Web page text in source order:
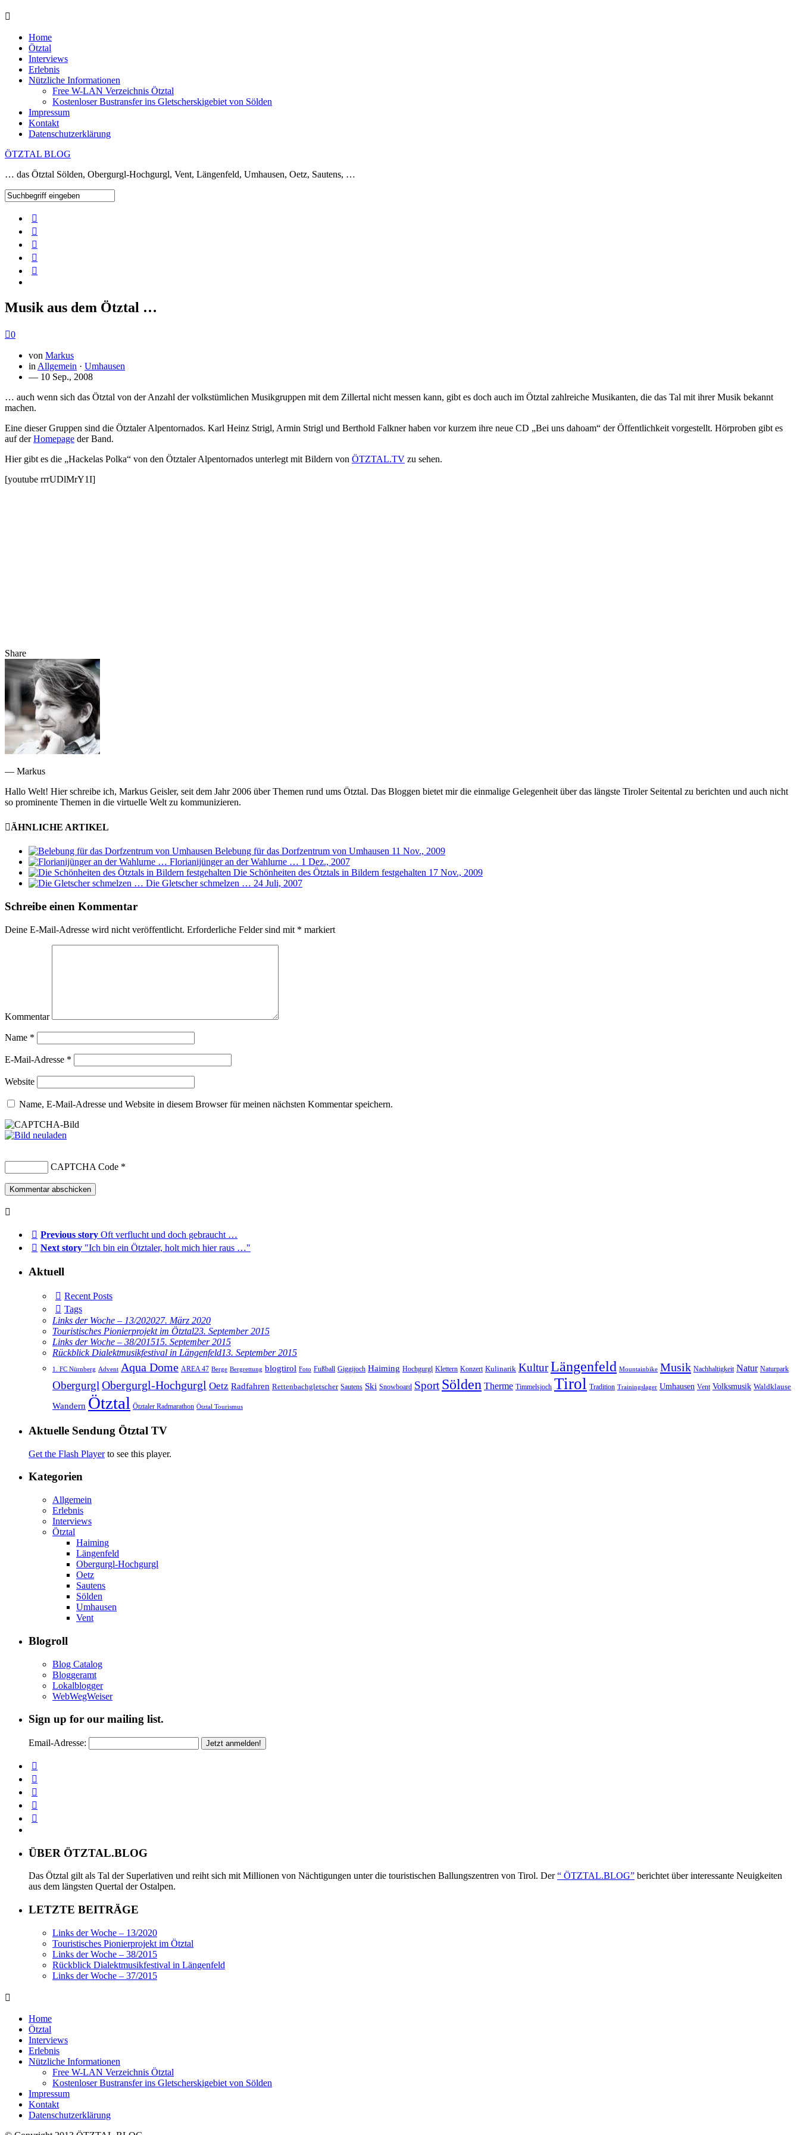
Home
Ötztal
Interviews
Erlebnis
Nützliche Informationen
Free W-LAN Verzeichnis Ötztal
Kostenloser Bustransfer ins Gletscherskigebiet von Sölden
Impressum
Kontakt
Datenschutzerklärung
ÖTZTAL BLOG
… das Ötztal Sölden, Obergurgl-Hochgurgl, Vent, Längenfeld, Umhausen, Oetz, Sautens, …
Musik aus dem Ötztal …
0
von Markus
in Allgemein · Umhausen
— 10 Sep., 2008
… auch wenn sich das Ötztal von der Anzahl der volkstümlichen Musikgruppen mit dem Zillertal nicht messen kann, gibt es doch auch im Ötztal zahlreiche Musikanten, die das Tal mit ihrer Musik bekannt
machen.
Eine dieser Gruppen sind die Ötztaler Alpentornados. Karl Heinz Strigl, Armin Strigl und Berthold Falkner haben vor kurzem ihre neue CD „Bei uns dahoam“ der Öffentlichkeit vorgestellt. Hörproben gibt es
auf derHomepage der Band.
Hier gibt es die „Hackelas Polka“ von den Ötztaler Alpentornados unterlegt mit Bildern von ÖTZTAL.TV zu sehen.
[youtube rrrUDlMrY1I]
Share
— Markus
Hallo Welt! Hier schreibe ich, Markus Geisler, seit dem Jahr 2006 über Themen rund ums Ötztal. Das Bloggen bietet mir die einmalige Gelegenheit über das längste Tiroler Seitental zu berichten und auch nicht
so prominente Themen in die virtuelle Welt zu kommunizieren.
ÄHNLICHE ARTIKEL
Belebung für das Dorfzentrum von Umhausen 11 Nov., 2009
Florianijünger an der Wahlurne … 1 Dez., 2007
Die Schönheiten des Ötztals in Bildern festgehalten 17 Nov., 2009
Die Gletscher schmelzen … 24 Juli, 2007
Schreibe einen Kommentar
Deine E-Mail-Adresse wird nicht veröffentlicht. Erforderliche Felder sind mit * markiert
Kommentar
Name *
E-Mail-Adresse *
Website
Name, E-Mail-Adresse und Website in diesem Browser für meinen nächsten Kommentar speichern.
CAPTCHA Code *
Previous story Oft verflucht und doch gebraucht …
Next story "Ich bin ein Ötztaler, holt mich hier raus …"
Aktuell
Recent Posts
Tags
Links der Woche – 13/202027. März 2020
Touristisches Pionierprojekt im Ötztal23. September 2015
Links der Woche – 38/201515. September 2015
Rückblick Dialektmusikfestival in Längenfeld13. September 2015
1. FC Nürnberg Advent Aqua Dome AREA 47 Berge Bergrettung blogtirol Foto Fußball Giggijoch Haiming Hochgurgl Klettern Konzert Kulinarik KulturLängenfeld Mountainbike Musik Nachhaltigkeit Natur Naturpark
ObergurglObergurgl-Hochgurgl Oetz Radfahren Rettenbachgletscher Sautens Ski Snowboard Sport Sölden Therme Timmelsjoch Tirol Tradition Trainingslager Umhausen Vent Volksmusik Waldklause
Wandern Ötztal Ötztaler Radmarathon Ötztal Tourismus
Aktuelle Sendung Ötztal TV
Get the Flash Playerto see this player.
Kategorien
Allgemein
Erlebnis
Interviews
Ötztal
Haiming
Längenfeld
Obergurgl-Hochgurgl
Oetz
Sautens
Sölden
Umhausen
Vent
Blogroll
Blog Catalog
Bloggeramt
Lokalblogger
WebWegWeiser
Sign up for our mailing list.
Email-Adresse:
ÜBER ÖTZTAL.BLOG
Das Ötztal gilt als Tal der Superlativen und reiht sich mit Millionen von Nächtigungen unter die touristischen Ballungszentren von Tirol. Der“ ÖTZTAL.BLOG” berichtet über interessante Neuigkeiten
aus dem längsten Quertal der Ostalpen.
LETZTE BEITRÄGE
Links der Woche – 13/2020
Touristisches Pionierprojekt im Ötztal
Links der Woche – 38/2015
Rückblick Dialektmusikfestival in Längenfeld
Links der Woche – 37/2015
Home
Ötztal
Interviews
Erlebnis
Nützliche Informationen
Free W-LAN Verzeichnis Ötztal
Kostenloser Bustransfer ins Gletscherskigebiet von Sölden
Impressum
Kontakt
Datenschutzerklärung